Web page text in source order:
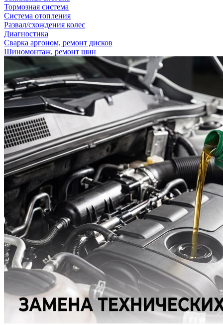
Тормозная система
Система отопления
Развал/схождения колес
Диагностика
Сварка аргоном, ремонт дисков
Шиномонтаж, ремонт шин